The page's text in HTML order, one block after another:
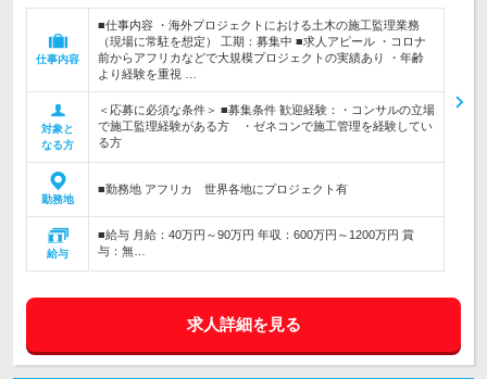
仕事内容
■仕事内容 ・海外プロジェクトにおける土木の施工監理業務
（現場に常駐を想定） 工期：募集中 ■求人アピール ・コロナ
前からアフリカなどで大規模プロジェクトの実績あり ・年齢
より経験を重視 …
対象と
なる方
＜応募に必須な条件＞ ■募集条件 歓迎経験：・コンサルの立場
で施工監理経験がある方 ・ゼネコンで施工管理を経験してい
る方
勤務地
■勤務地 アフリカ 世界各地にプロジェクト有
給与
■給与 月給：40万円～90万円 年収：600万円～1200万円 賞
与：無…
求人詳細を見る